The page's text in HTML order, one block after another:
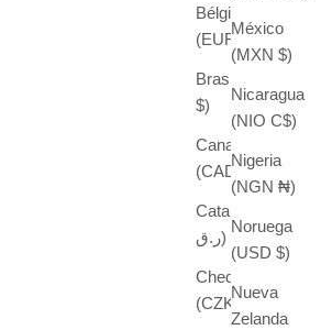
México
(MXN $)
Nicaragua
(NIO C$)
Nigeria
(NGN ₦)
Noruega
(USD $)
Nueva
Zelanda
Bélgica
(EUR €)
Brasil (USD
$)
Canadá
(CAD $)
Catar (QAR
ر.ق)
Chequia
(CZK Kč)